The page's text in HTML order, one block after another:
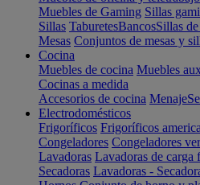
Muebles de Gaming Sillas
Sillas TaburetesBancosSillas
Mesas Conjuntos de mesas y
Cocina
Muebles de cocina Muebles
Cocinas a medida
Accesorios de cocina Menaje
Electrodomésticos
Frigoríficos Frigoríficos
Congeladores Congeladores
Lavadoras Lavadoras de carga
Secadoras Lavadoras -